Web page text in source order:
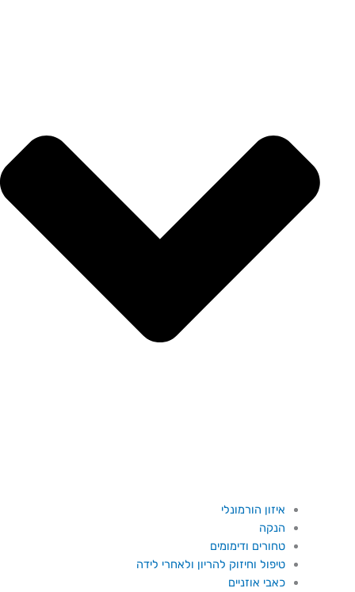
איזון הורמונלי
הנקה
טחורים ודימומים
טיפול וחיזוק להריון ולאחרי לידה
כאבי אוזניים